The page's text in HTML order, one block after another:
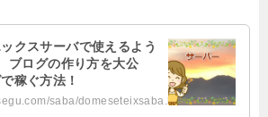
クスサーバで使えるよう
ブログの作り方を大公
稼ぐ方法！
saba/domeseteixsaba.html